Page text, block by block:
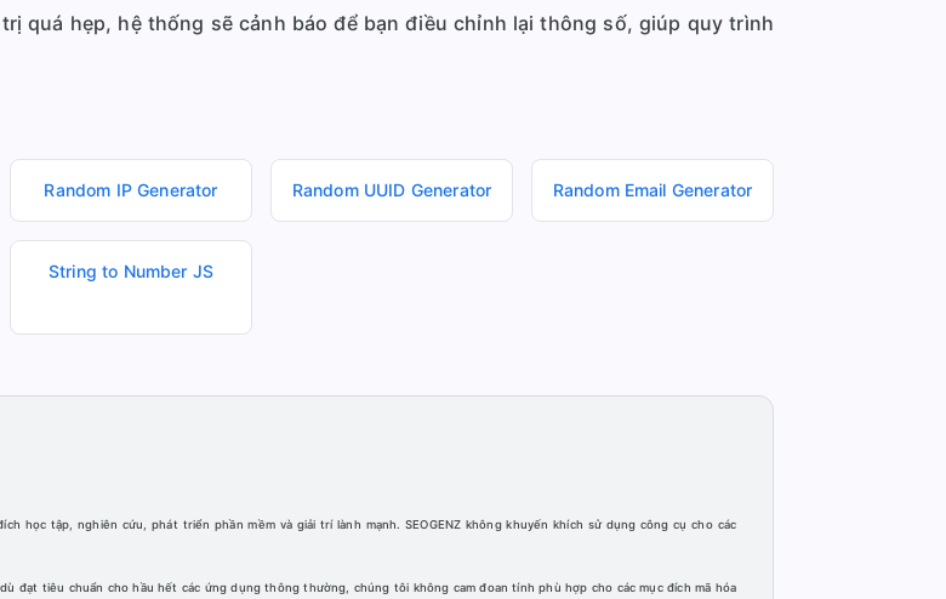
quá hẹp, hệ thống sẽ cảnh báo để bạn điều chỉnh lại thông số, giúp quy trình
Random IP Generator Random UUID Generator Random Email Generator
String to Number JS
học tập, nghiên cứu, phát triển phần mềm và giải trí lành mạnh. SEOGENZ không khuyến khích sử dụng công cụ cho các
đạt tiêu chuẩn cho hầu hết các ứng dụng thông thường, chúng tôi không cam đoan tính phù hợp cho các mục đích mã hóa